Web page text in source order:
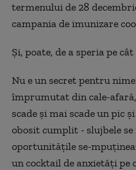
termenului de 28
campania de imunizare
Și, poate, de a speria pe
Nu e un secret pentru
împrumutat din cale-afară,
scade și mai scade un pic
obosit cumplit - slujbele
oportunitățile se-
un cocktail de anxietăți pe